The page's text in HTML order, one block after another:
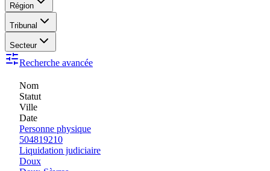
Région
Tribunal
Secteur
Recherche avancée
Nom
Statut
Ville
Date
Personne physique
504819210
Liquidation judiciaire
Doux